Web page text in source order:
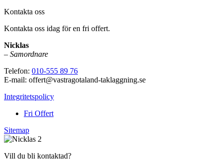
Kontakta oss
Kontakta oss idag för en fri offert.
Nicklas
– Samordnare
Telefon: 010-555 89 76
E-mail: offert@vastragotaland-taklaggning.se
Integritetspolicy
Fri Offert
Sitemap
Vill du bli kontaktad?